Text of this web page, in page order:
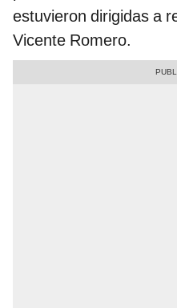
estuvieron dirigidas a
Vicente Romero.